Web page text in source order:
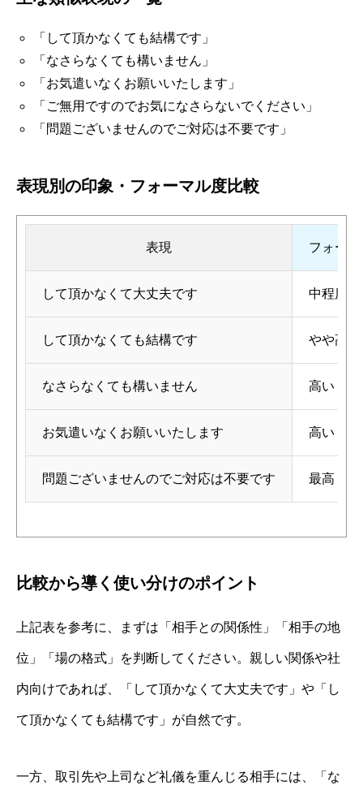
「して頂かなくても結構です」
「なさらなくても構いません」
「お気遣いなくお願いいたします」
「ご無用ですのでお気になさらないでください」
「問題ございませんのでご対応は不要です」
表現別の印象・フォーマル度比較
表現 フォー
して頂かなくて大丈夫です 中程度
して頂かなくても結構です やや高い
なさらなくても構いません 高い
お気遣いなくお願いいたします 高い
問題ございませんのでご対応は不要です 最高
比較から導く使い分けのポイント
上記表を参考に、まずは「相手との関係性」「相手の地
位」「場の格式」を判断してください。親しい関係や社
内向けであれば、「して頂かなくて大丈夫です」や「し
て頂かなくても結構です」が自然です。
一方、取引先や上司など礼儀を重んじる相手には、「な